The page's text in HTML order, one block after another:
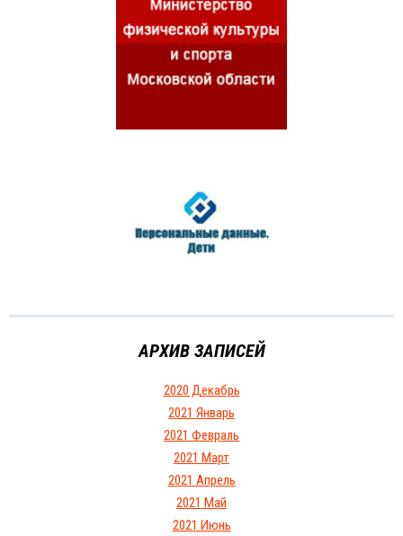
АРХИВ ЗАПИСЕЙ
2020 Декабрь
2021 Январь
2021 Февраль
2021 Март
2021 Апрель
2021 Май
2021 Июнь